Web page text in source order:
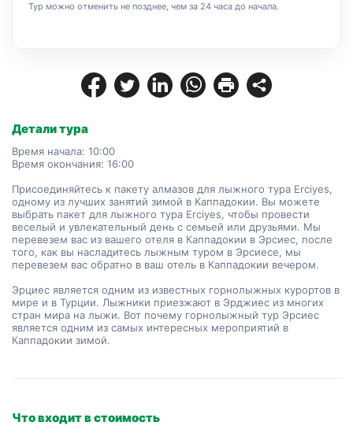
Детали тура
Время начала: 10:00
Время окончания: 16:00
Присоединяйтесь к пакету алмазов для лыжного тура Erciyes,
одному из лучших занятий зимой в Каппадокии. Вы можете
выбрать пакет для лыжного тура Erciyes, чтобы провести
веселый и увлекательный день с семьей или друзьями. Мы
перевезем вас из вашего отеля в Каппадокии в Эрсиес, после
того, как вы насладитесь лыжным туром в Эрсиесе, мы
перевезем вас обратно в ваш отель в Каппадокии вечером.
Эрциес является одним из известных горнолыжных курортов в
мире и в Турции. Лыжники приезжают в Эрджиес из многих
стран мира на лыжи. Вот почему горнолыжный тур Эрсиес
является одним из самых интересных мероприятий в
Каппадокии зимой.
Что входит в стоимость
Тур можно отменить не позднее, чем за 24 часа до начала.